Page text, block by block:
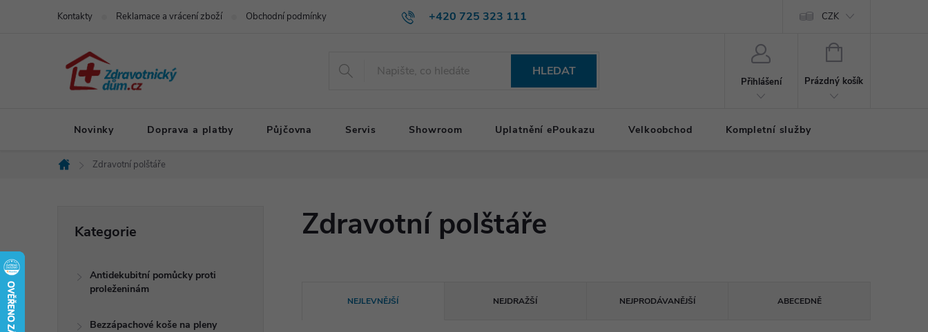
+420 725 323 111
Kontakty Reklamace a vrácení zboží Obchodní podmínky CZK
HLEDAT
Přihlášení
NÁKUPNÍ
Prázdný košík
Novinky Doprava a platby Půjčovna Servis Showroom Uplatnění ePoukazu Velkoobchod Kompletní služby
Domů
Zdravotní polštáře
kategorie
Kategorie
Antidekubitní pomůcky proti
proleženinám
Bezzápachové koše na pleny
Zdravotní polštáře
NEJLEVNĚJŠÍ NEJDRAŽŠÍ NEJPRODÁVANĚJŠÍ ABECEDNĚ